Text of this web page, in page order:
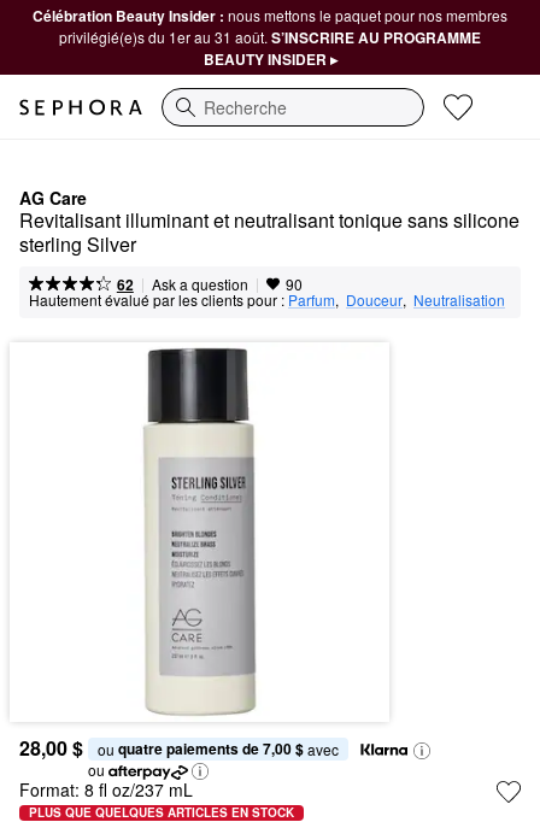
Célébration Beauty Insider : nous mettons le paquet pour nos membres
privilégié(e)s du 1er au 31 août. S’INSCRIRE AU PROGRAMME
BEAUTY INSIDER ▸
Recherche
AG Care
Revitalisant illuminant et neutralisant tonique sans silicone
sterling Silver
62 | Ask a question | 90
Hautement évalué par les clients pour : Parfum, Douceur, Neutralisation
28,00 $ ou quatre paiements de 7,00 $ avec
ou
Format: 8 fl oz/237 mL
PLUS QUE QUELQUES ARTICLES EN STOCK